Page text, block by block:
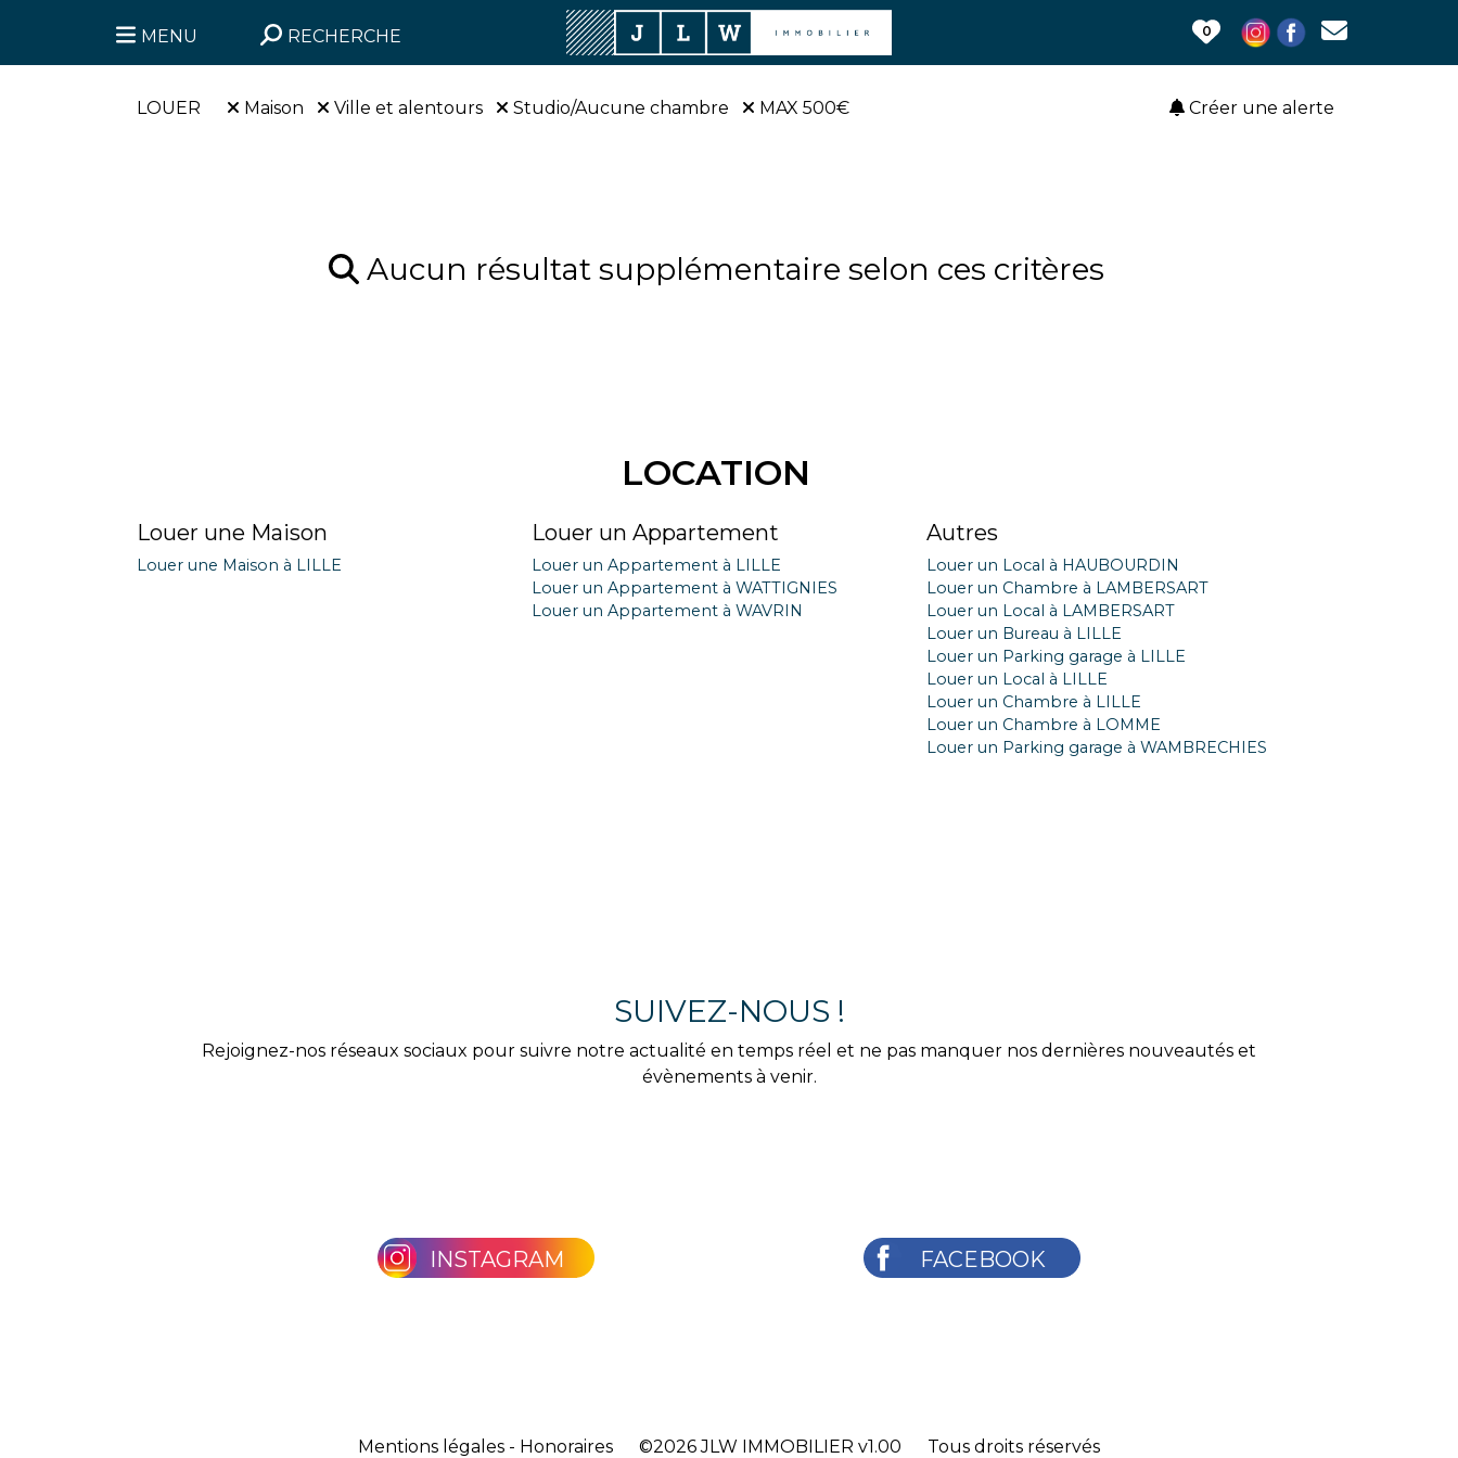
MENU RECHERCHE 0
Créer une alerte
LOUER Maison Ville et alentours Studio/Aucune chambre MAX 500€
Aucun résultat supplémentaire selon ces critères
LOCATION
Louer une Maison
Louer une Maison à LILLE
Louer un Appartement
Louer un Appartement à LILLE
Louer un Appartement à WATTIGNIES
Louer un Appartement à WAVRIN
Autres
Louer un Local à HAUBOURDIN
Louer un Chambre à LAMBERSART
Louer un Local à LAMBERSART
Louer un Bureau à LILLE
Louer un Parking garage à LILLE
Louer un Local à LILLE
Louer un Chambre à LILLE
Louer un Chambre à LOMME
Louer un Parking garage à WAMBRECHIES
SUIVEZ-NOUS !
Rejoignez-nos réseaux sociaux pour suivre notre actualité en temps réel et ne pas manquer nos dernières nouveautés et
évènements à venir.
INSTAGRAM FACEBOOK
Mentions légales - Honoraires ©2026JLW IMMOBILIER v1.00 Tous droits réservés